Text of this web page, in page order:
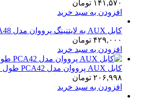
۱۴۱,۵۷۰ تومان
افزودن به سبد خرید
کابل AUX به لایتنینگ پرووان مدل PCA48
۴۲۹,۰۰۰ تومان
افزودن به سبد خرید
کابل AUX پرووان مدل PCA42 طول 1 متر
۲۰۶,۹۹۸ تومان
افزودن به سبد خرید